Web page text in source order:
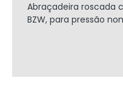
Abraçadeira roscada
BZW, para pressão